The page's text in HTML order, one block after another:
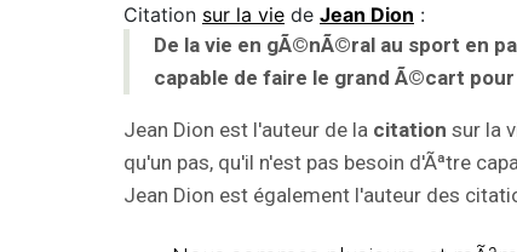
Citation sur la vie de Jean Dion :
De la vie en gÃ©nÃ©ral au sport en
capable de faire le grand Ã©cart
Jean Dion est l'auteur de la citation sur la
qu'un pas, qu'il n'est pas besoin d'Ãªtre
Jean Dion est également l'auteur des